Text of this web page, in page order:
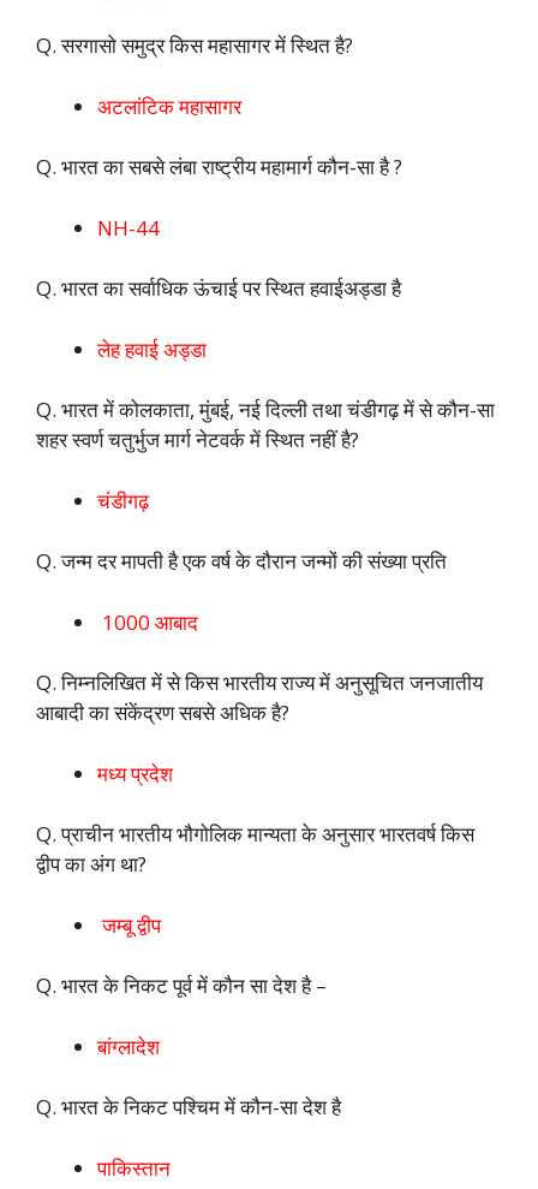
Q. सरगासो समुद्र किस महासागर में स्थित है?
अटलांटिक महासागर
Q. भारत का सबसे लंबा राष्ट्रीय महामार्ग कौन-सा है ?
NH-44
Q. भारत का सर्वाधिक ऊंचाई पर स्थित हवाईअड्डा है
लेह हवाई अड्डा
Q. भारत में कोलकाता, मुंबई, नई दिल्ली तथा चंडीगढ़ में से कौन-सा
शहर स्वर्ण चतुर्भुज मार्ग नेटवर्क में स्थित नहीं है?
चंडीगढ़
Q. जन्म दर मापती है एक वर्ष के दौरान जन्मों की संख्या प्रति
1000 आबाद
Q. निम्नलिखित में से किस भारतीय राज्य में अनुसूचित जनजातीय
आबादी का संकेंद्रण सबसे अधिक है?
मध्य प्रदेश
Q. प्राचीन भारतीय भौगोलिक मान्यता के अनुसार भारतवर्ष किस
द्वीप का अंग था?
जम्बू द्वीप
Q. भारत के निकट पूर्व में कौन सा देश है –
बांग्लादेश
Q. भारत के निकट पश्चिम में कौन-सा देश है
पाकिस्तान